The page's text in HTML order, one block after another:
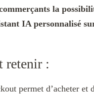
la
IA personnalisé
retenir :
permet d’acheter et